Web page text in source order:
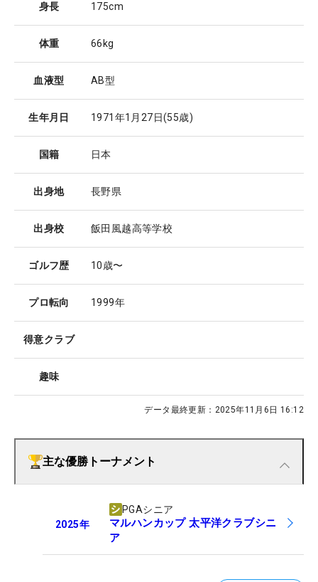
身長 175cm
体重 66kg
血液型 AB型
生年月日 1971年1月27日(55歳)
国籍 日本
出身地 長野県
出身校 飯田風越高等学校
ゴルフ歴 10歳〜
プロ転向 1999年
得意クラブ
趣味
データ最終更新： 2025年11月6日 16:12
主な優勝トーナメント
2025年
PGAシニア
マルハンカップ 太平洋クラブシニ
ア